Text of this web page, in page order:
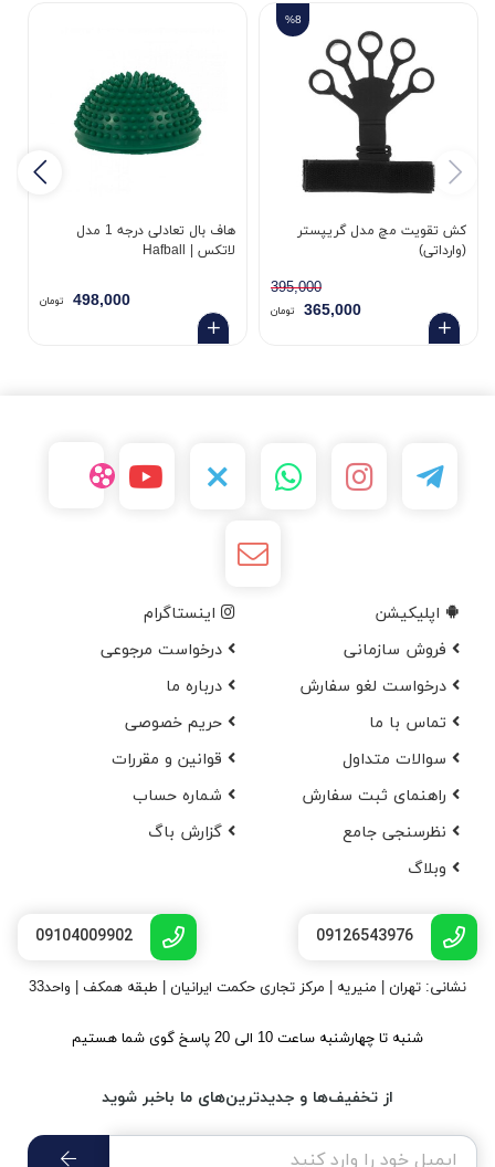
کش تقویت مچ مدل گریپستر
(وارداتی)
395,000
%8
365,000 تومان
هاف بال تعادلی درجه 1 مدل
لاتکس | Hafball
498,000 تومان
اپلیکیشن
اینستاگرام
فروش سازمانی
درخواست مرجوعی
درخواست لغو سفارش
در‌باره ما
تماس با ما
حریم خصوصی
سوالات متداول
قوانین و مقررات
راهنمای ثبت سفارش
شماره حساب
نظرسنجی جامع
گزارش باگ
وبلاگ
09126543976
09104009902
نشانی: تهران | منیریه | مرکز تجاری حکمت ایرانیان | طبقه همکف | واحد33
شنبه تا چهارشنبه ساعت 10 الی 20 پاسخ گوی شما هستیم
از تخفیف‌ها و جدیدترین‌های ما باخبر شوید